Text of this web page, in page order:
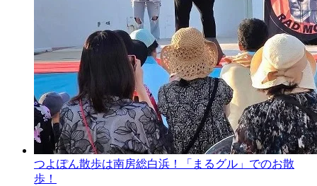
つよぽん散歩は南房総白浜！「まるグル」でのお散
歩！